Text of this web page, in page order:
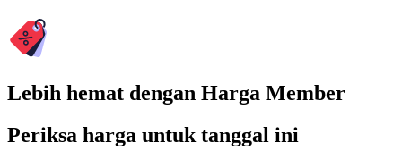
Lebih hemat dengan Harga Member
Periksa harga untuk tanggal ini